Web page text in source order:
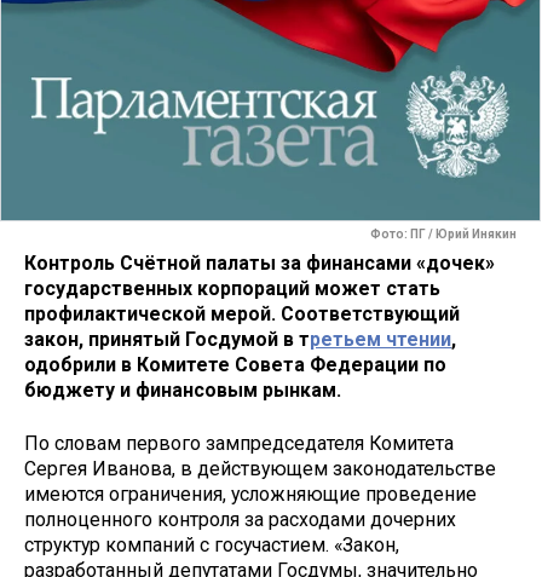
Фото: ПГ / Юрий Инякин
Контроль Счётной палаты за финансами «дочек»
государственных корпораций может стать
профилактической мерой. Соответствующий
закон, принятый Госдумой в третьем чтении,
одобрили в Комитете Совета Федерации по
бюджету и финансовым рынкам.
По словам первого зампредседателя Комитета
Сергея Иванова, в действующем законодательстве
имеются ограничения, усложняющие проведение
полноценного контроля за расходами дочерних
структур компаний с госучастием. «Закон,
разработанный депутатами Госдумы, значительно